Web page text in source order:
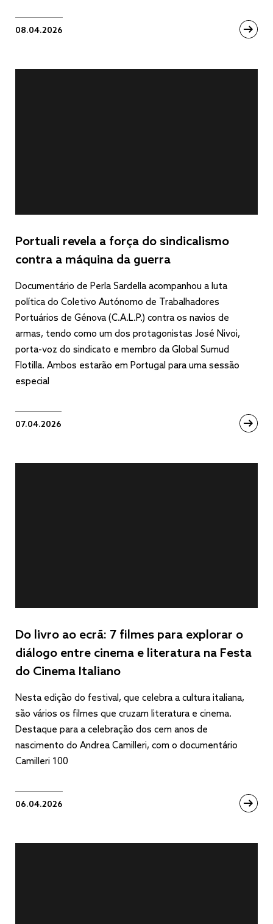
08.04.2026
Portuali revela a força do sindicalismo
contra a máquina da guerra
Documentário de Perla Sardella acompanhou a luta
política do Coletivo Autónomo de Trabalhadores
Portuários de Génova (C.A.L.P.) contra os navios de
armas, tendo como um dos protagonistas José Nivoi,
porta-voz do sindicato e membro da Global Sumud
Flotilla. Ambos estarão em Portugal para uma sessão
especial
07.04.2026
Do livro ao ecrã: 7 filmes para explorar o
diálogo entre cinema e literatura na Festa
do Cinema Italiano
Nesta edição do festival, que celebra a cultura italiana,
são vários os filmes que cruzam literatura e cinema.
Destaque para a celebração dos cem anos de
nascimento do Andrea Camilleri, com o documentário
Camilleri 100
06.04.2026